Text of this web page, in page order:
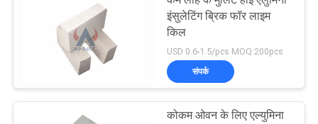
इस प्रकार सिलिकॉन
इंसुलेटिंग ब्रिक फॉर लाइम
किल
USD 0.6-1.5/pcs MOQ:200pcs
संपर्क
कोकम ओवन के लिए एल्युमिना